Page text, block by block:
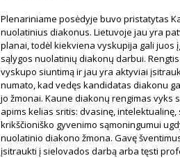
Plenariniame posėdyje buvo pristatytas
nuolatinius diakonus. Lietuvoje jau yra
planai, todėl kiekviena vyskupija gali
sąlygos nuolatinių diakonų darbui.
vyskupo siuntimą ir jau yra aktyviai
numato, kad vedęs kandidatas diakonu
jo žmonai. Kaune diakonų rengimas vyks
apims kelias sritis: dvasinę,
krikščioniško gyvenimo sąmoningumui
nuolatinio diakono žmona. Gavę
įsitraukti į sielovados darbą arba tęsti